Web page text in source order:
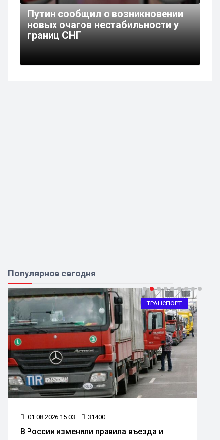
Путин сообщил о возникновении
новых очагов нестабильности у
границ СНГ
Популярное сегодня
ТРАНСПОРТ
01.08.2026 15:03 31400
В России изменили правила въезда и